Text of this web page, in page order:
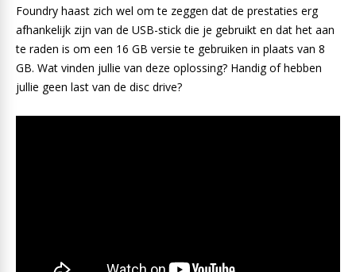
Foundry haast zich wel om te zeggen dat de prestaties erg
afhankelijk zijn van de USB-stick die je gebruikt en dat het aan
te raden is om een 16 GB versie te gebruiken in plaats van 8
GB. Wat vinden jullie van deze oplossing? Handig of hebben
jullie geen last van de disc drive?